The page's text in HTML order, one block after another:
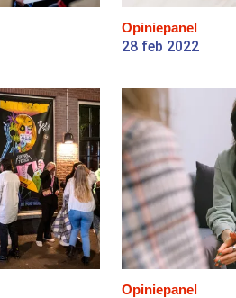
Opiniepanel
28 feb 2022
Opiniepanel